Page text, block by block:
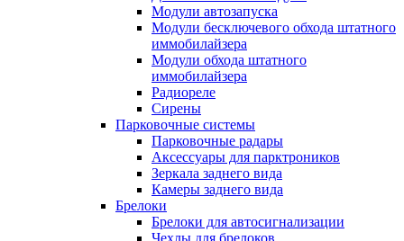
Модули автозапуска
Модули бесключевого обхода штатного
иммобилайзера
Модули обхода штатного
иммобилайзера
Радиореле
Сирены
Парковочные системы
Парковочные радары
Аксессуары для парктроников
Зеркала заднего вида
Камеры заднего вида
Брелоки
Брелоки для автосигнализации
Чехлы для брелоков